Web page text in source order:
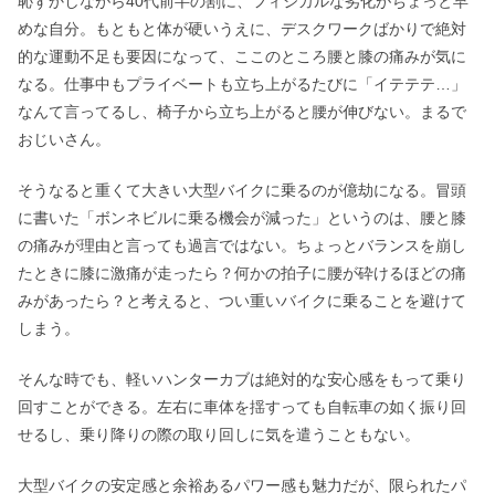
めな自分。もともと体が硬いうえに、デスクワークばかりで絶対
的な運動不足も要因になって、ここのところ腰と膝の痛みが気に
なる。仕事中もプライベートも立ち上がるたびに「イテテテ…」
なんて言ってるし、椅子から立ち上がると腰が伸びない。まるで
おじいさん。
そうなると重くて大きい大型バイクに乗るのが億劫になる。冒頭
に書いた「ボンネビルに乗る機会が減った」というのは、腰と膝
の痛みが理由と言っても過言ではない。ちょっとバランスを崩し
たときに膝に激痛が走ったら？何かの拍子に腰が砕けるほどの痛
みがあったら？と考えると、つい重いバイクに乗ることを避けて
しまう。
そんな時でも、軽いハンターカブは絶対的な安心感をもって乗り
回すことができる。左右に車体を揺すっても自転車の如く振り回
せるし、乗り降りの際の取り回しに気を遣うこともない。
大型バイクの安定感と余裕あるパワー感も魅力だが、限られたパ